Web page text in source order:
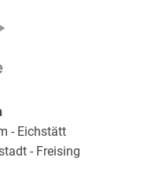
- Eichstätt
- Freising